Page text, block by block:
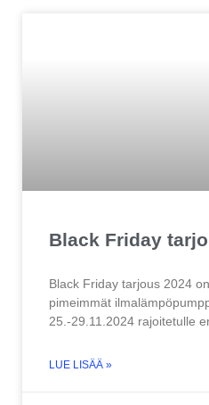
Black Friday
Black Friday tarjous 2024
pimeimmät
25.-29.11.2024 rajoitetulle
LUE LISÄÄ »